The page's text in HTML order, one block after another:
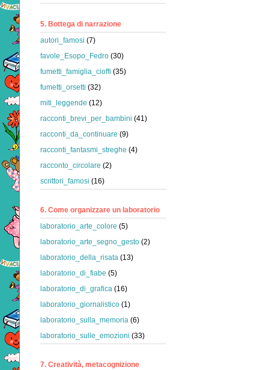
5. Bottega di narrazione
autori_famosi (7)
favole_Esopo_Fedro (30)
fumetti_famiglia_cioffi (35)
fumetti_orsetti (32)
miti_leggende (12)
racconti_brevi_per_bambini (41)
racconti_da_continuare (9)
racconti_fantasmi_streghe (4)
racconto_circolare (2)
scrittori_famosi (16)
6. Come organizzare un laboratorio
laboratorio_arte_colore (5)
laboratorio_arte_segno_gesto (2)
laboratorio_della_risata (13)
laboratorio_di_fiabe (5)
laboratorio_di_grafica (16)
laboratorio_giornalistico (1)
laboratorio_sulla_memoria (6)
laboratorio_sulle_emozioni (33)
7. Creatività, metacognizione